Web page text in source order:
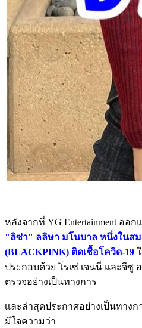
หลังจากที่ YG Entertainment ออ
"ลิซ่า" ลลิษา มโนบาล หนึ่งในส
(BLACKPINK) ติดเชื้อโควิด-19
ประกอบด้วย โรเซ่ เจนนี่ และจีซู
ตรวจอย่างเป็นทางการ
เเละล่าสุดประกาศอย่างเป็นทางก
มีใจความว่า